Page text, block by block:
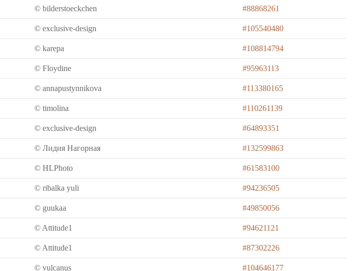
© bilderstoeckchen
#88868261
© exclusive-design
#105540480
© karepa
#108814794
© Floydine
#95963113
© annapustynnikova
#113380165
© timolina
#110261139
© exclusive-design
#64893351
© Лидия Нагорная
#132599863
© HLPhoto
#61583100
© ribalka yuli
#94236505
© guukaa
#49850056
© Attitude1
#94621121
© Attitude1
#87302226
© vulcanus #104646177